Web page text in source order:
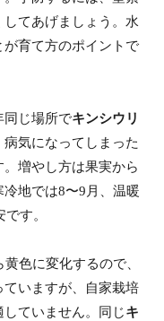
てあげましょう。水
育て方のポイントで
同じ場所でキンシウリ
気になってしまった
増やし方は果実から
地では8〜9月、温暖
す。
色に変化するので、
いますが、自家栽培
ていません。同じキ